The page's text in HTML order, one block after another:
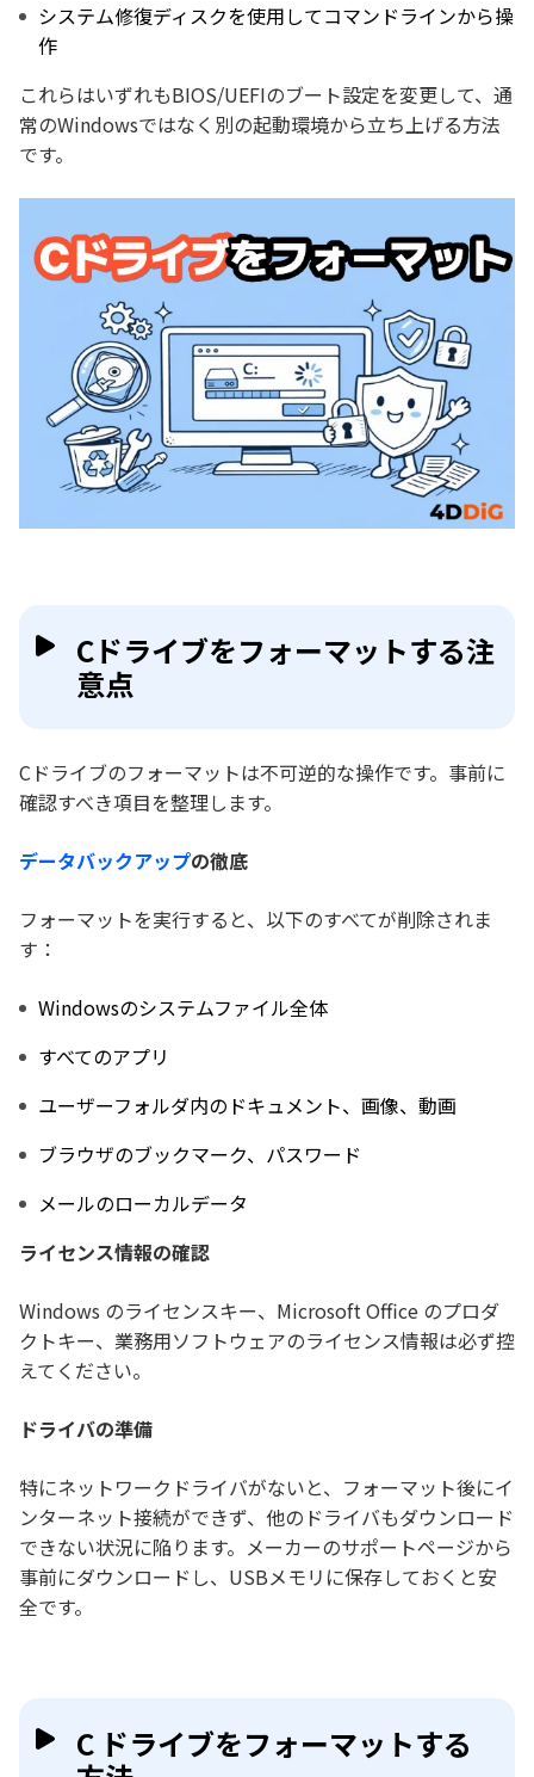
システム修復ディスクを使用してコマンドラインから操
作
これらはいずれもBIOS/UEFIのブート設定を変更して、通
常のWindowsではなく別の起動環境から立ち上げる方法
です。
Cドライブをフォーマットする注
意点
Cドライブのフォーマットは不可逆的な操作です。事前に
確認すべき項目を整理します。
データバックアップの徹底
フォーマットを実行すると、以下のすべてが削除されま
す：
Windowsのシステムファイル全体
すべてのアプリ
ユーザーフォルダ内のドキュメント、画像、動画
ブラウザのブックマーク、パスワード
メールのローカルデータ
ライセンス情報の確認
Windows のライセンスキー、Microsoft Office のプロダ
クトキー、業務用ソフトウェアのライセンス情報は必ず控
えてください。
ドライバの準備
特にネットワークドライバがないと、フォーマット後にイ
ンターネット接続ができず、他のドライバもダウンロード
できない状況に陥ります。メーカーのサポートページから
事前にダウンロードし、USBメモリに保存しておくと安
全です。
C ドライブをフォーマットする